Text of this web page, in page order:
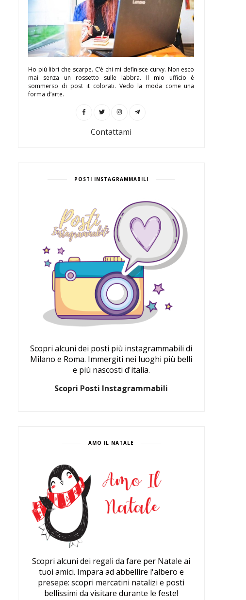
Ho più libri che scarpe. C’è chi mi definisce curvy. Non esco
mai senza un rossetto sulle labbra. Il mio ufficio è
sommerso di post it colorati. Vedo la moda come una
forma d’arte.
Contattami
POSTI INSTAGRAMMABILI
Scopri alcuni dei posti più instagrammabili di
Milano e Roma. Immergiti nei luoghi più belli
e più nascosti d'italia.
Scopri Posti Instagrammabili
AMO IL NATALE
Scopri alcuni dei regali da fare per Natale ai
tuoi amici. Impara ad abbellire l'albero e
presepe: scopri mercatini natalizi e posti
bellissimi da visitare durante le feste!